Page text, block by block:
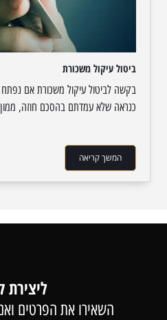
ביטול עיקול משכורת
בקשה לביטול עיקול משכורת אם
כנראה שלא עמדתם בהסכם חוזה, ממון
המשך קריאה
השאירו את הפרטים